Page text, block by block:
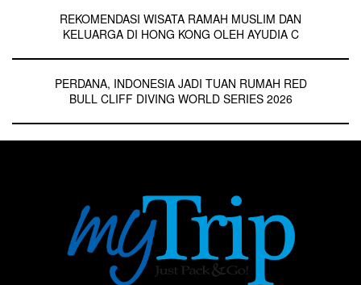
REKOMENDASI WISATA RAMAH MUSLIM DAN
KELUARGA DI HONG KONG OLEH AYUDIA C
PERDANA, INDONESIA JADI TUAN RUMAH RED
BULL CLIFF DIVING WORLD SERIES 2026